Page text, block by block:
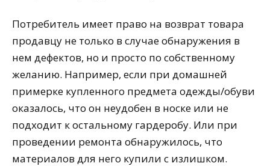
Потребитель имеет право на возврат товара
продавцу не только в случае обнаружения в
нем дефектов, но и просто по собственному
желанию. Например, если при домашней
примерке купленного предмета одежды/обуви
оказалось, что он неудобен в носке или не
подходит к остальному гардеробу. Или при
проведении ремонта обнаружилось, что
материалов для него купили с излишком.